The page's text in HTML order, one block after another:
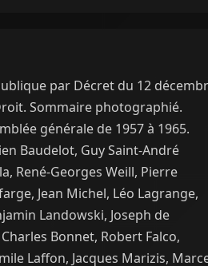
par Décret du 12
Sommaire photographié.
générale de 1957 à 1965.
Baudelot, Guy Saint-André
René-Georges Weill, Pierre
Jean Michel, Léo Lagrange,
Landowski, Joseph de
Bonnet, Robert Falco,
Laffon, Jacques Marizis,